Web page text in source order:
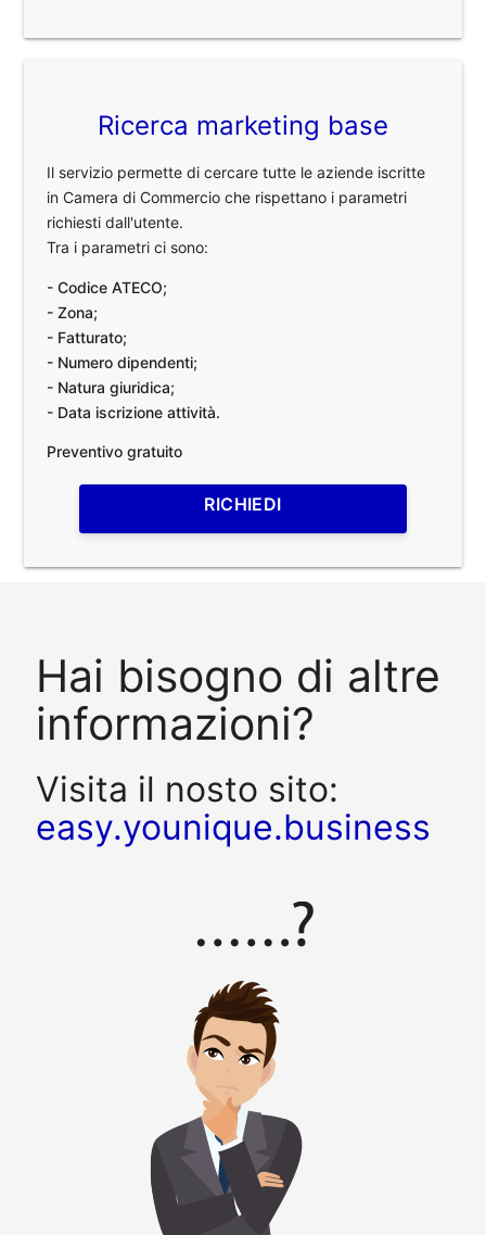
Ricerca marketing base
Il servizio permette di cercare tutte le aziende iscritte
in Camera di Commercio che rispettano i parametri
richiesti dall'utente.
Tra i parametri ci sono:
- Codice ATECO;
- Zona;
- Fatturato;
- Numero dipendenti;
- Natura giuridica;
- Data iscrizione attività.
Preventivo gratuito
RICHIEDI
Hai bisogno di altre
informazioni?
Visita il nosto sito:
easy.younique.business